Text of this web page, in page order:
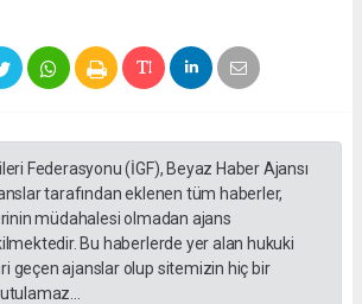
Federasyonu (İGF), Beyaz Haber Ajansı
tarafından eklenen tüm haberler,
müdahalesi olmadan ajans
Bu haberlerde yer alan hukuki
geçen ajanslar olup sitemizin hiç bir